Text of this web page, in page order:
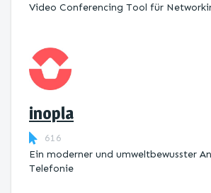
Video Conferencing Tool für
inopla
616
Ein moderner und umweltbewusster
Telefonie